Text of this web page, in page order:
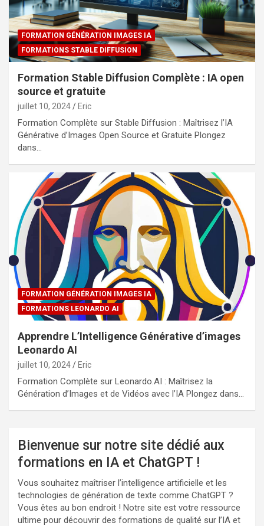
FORMATION GÉNÉRATION IMAGES IA
FORMATIONS STABLE DIFFUSION
Formation Stable Diffusion Complète : IA open
source et gratuite
juillet 10, 2024 Eric
Formation Complète sur Stable Diffusion : Maîtrisez l’IA
Générative d’Images Open Source et Gratuite Plongez
dans…
FORMATION GÉNÉRATION IMAGES IA
FORMATIONS LEONARDO AI
Apprendre L’Intelligence Générative d’images
Leonardo AI
juillet 10, 2024 Eric
Formation Complète sur Leonardo.AI : Maîtrisez la
Génération d’Images et de Vidéos avec l’IA Plongez dans…
Bienvenue sur notre site dédié aux
formations en IA et ChatGPT !
Vous souhaitez maîtriser l’intelligence artificielle et les
technologies de génération de texte comme ChatGPT ?
Vous êtes au bon endroit ! Notre site est votre ressource
ultime pour découvrir des formations de qualité sur l’IA et